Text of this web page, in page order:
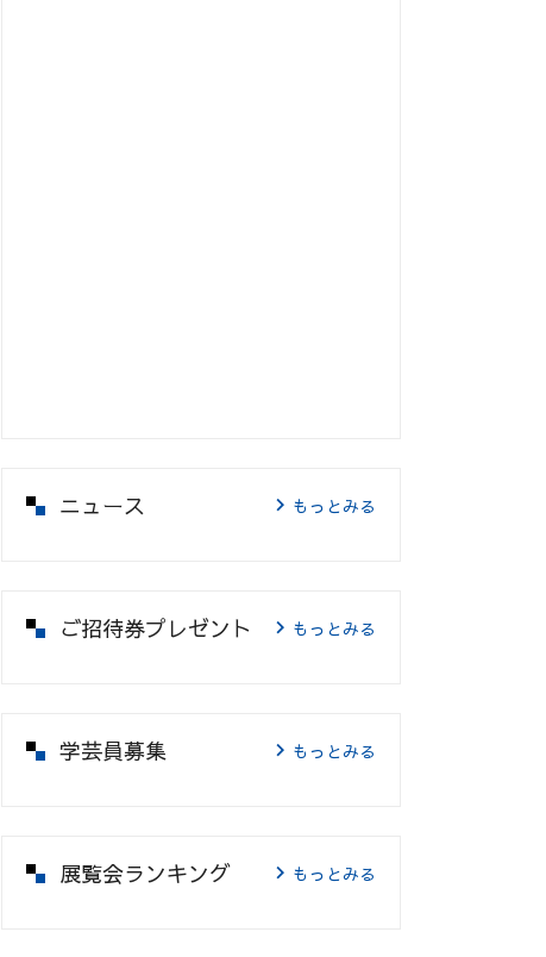
ニュース もっとみる
ご招待券プレゼント もっとみる
学芸員募集 もっとみる
展覧会ランキング もっとみる